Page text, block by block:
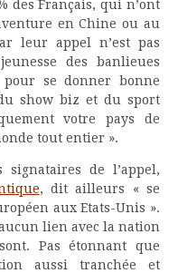
des Français, qui n’ont
en Chine ou au
leur appel n’est pas
des banlieues
se donner bonne
show biz et du sport
votre pays de
tout entier ».
de l’appel,
, dit ailleurs « se
aux Etats-Unis ».
lien avec la nation
Pas étonnant que
aussi tranchée et